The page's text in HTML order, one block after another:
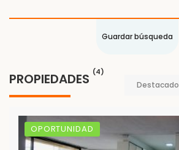
Guardar búsqueda
PROPIEDADES (4)
Destacado
OPORTUNIDAD